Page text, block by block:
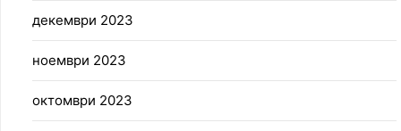
декември 2023
ноември 2023
октомври 2023